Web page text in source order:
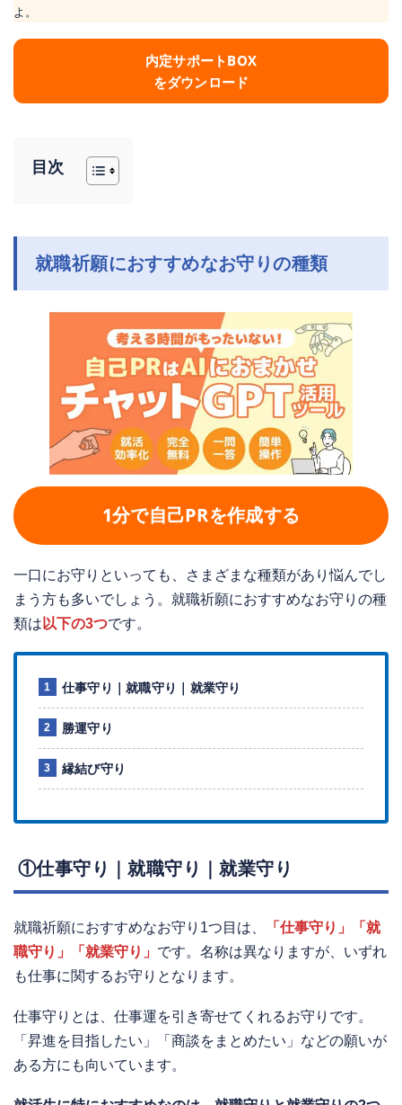
よ。
内定サポートBOX
をダウンロード
目次
就職祈願におすすめなお守りの種類
1分で自己PRを作成する
一口にお守りといっても、さまざまな種類があり悩んでし
まう方も多いでしょう。就職祈願におすすめなお守りの種
類は 以下の3つです。
仕事守り｜就職守り｜就業守り
勝運守り
縁結び守り
①仕事守り｜就職守り｜就業守り
就職祈願におすすめなお守り1つ目は、
「仕事守り」「就
職守り」「就業守り」 です。名称は異なりますが、いずれ
も仕事に関するお守りとなります。
仕事守りとは、仕事運を引き寄せてくれるお守りです。
「昇進を目指したい」「商談をまとめたい」などの願いが
ある方にも向いています。